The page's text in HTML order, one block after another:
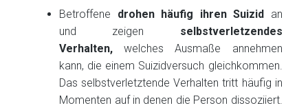
Betroffene drohen häufig ihren Suizid
an
und zeigen selbstverletzendes
Verhalten, welches Ausmaße annehmen
kann, die einem Suizidversuch gleichkommen.
Das selbstverletztende Verhalten tritt häufig in
Momenten auf in denen die Person dissoziiert.